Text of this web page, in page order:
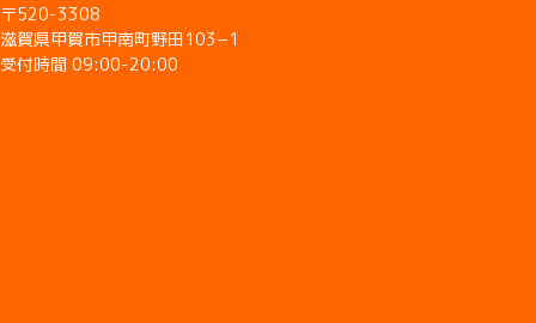
〒520-3308
滋賀県甲賀市甲南町野田103−1
受付時間 09:00-20:00